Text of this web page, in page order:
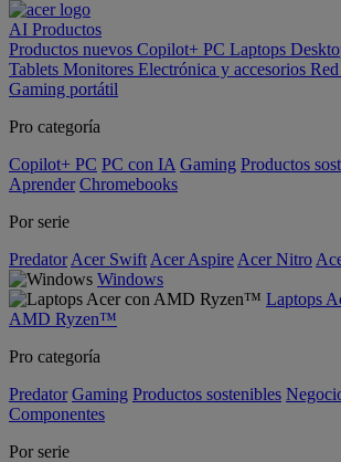
AI Productos
Productos nuevos Copilot+ PC Laptops
Tablets Monitores Electrónica y accesorios Red
Gaming portátil
Pro categoría
Copilot+ PC PC con IA Gaming Productos
Aprender Chromebooks
Por serie
Predator Acer Swift Acer Aspire Acer Nitro
Windows
Laptops
AMD Ryzen™
Pro categoría
Predator Gaming Productos sostenibles
Componentes
Por serie